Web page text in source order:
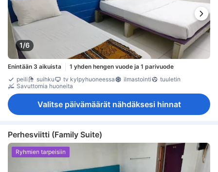
1/6
Enintään 3 aikuista
1 yhden hengen vuode ja 1 parivuode
peili
suihku tv kylpyhuoneessa ilmastointi
tuuletin
Savuttomia huoneita
Valitse päivämäärät nähdäksesi hinnat
Perhesviitti (Family Suite)
Ryhmien tarpeisiin